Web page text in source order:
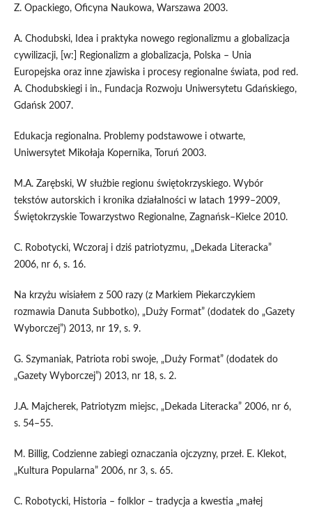
Z. Opackiego, Oficyna Naukowa, Warszawa 2003.
A. Chodubski, Idea i praktyka nowego regionalizmu a globalizacja
cywilizacji, [w:] Regionalizm a globalizacja, Polska – Unia
Europejska oraz inne zjawiska i procesy regionalne świata, pod red.
A. Chodubskiegi i in., Fundacja Rozwoju Uniwersytetu Gdańskiego,
Gdańsk 2007.
Edukacja regionalna. Problemy podstawowe i otwarte,
Uniwersytet Mikołaja Kopernika, Toruń 2003.
M.A. Zarębski, W służbie regionu świętokrzyskiego. Wybór
tekstów autorskich i kronika działalności w latach 1999–2009,
Świętokrzyskie Towarzystwo Regionalne, Zagnańsk–Kielce 2010.
C. Robotycki, Wczoraj i dziś patriotyzmu, „Dekada Literacka”
2006, nr 6, s. 16.
Na krzyżu wisiałem z 500 razy (z Markiem Piekarczykiem
rozmawia Danuta Subbotko), „Duży Format” (dodatek do „Gazety
Wyborczej”) 2013, nr 19, s. 9.
G. Szymaniak, Patriota robi swoje, „Duży Format” (dodatek do
„Gazety Wyborczej”) 2013, nr 18, s. 2.
J.A. Majcherek, Patriotyzm miejsc, „Dekada Literacka” 2006, nr 6,
s. 54–55.
M. Billig, Codzienne zabiegi oznaczania ojczyzny, przeł. E. Klekot,
„Kultura Popularna” 2006, nr 3, s. 65.
C. Robotycki, Historia – folklor – tradycja a kwestia „małej